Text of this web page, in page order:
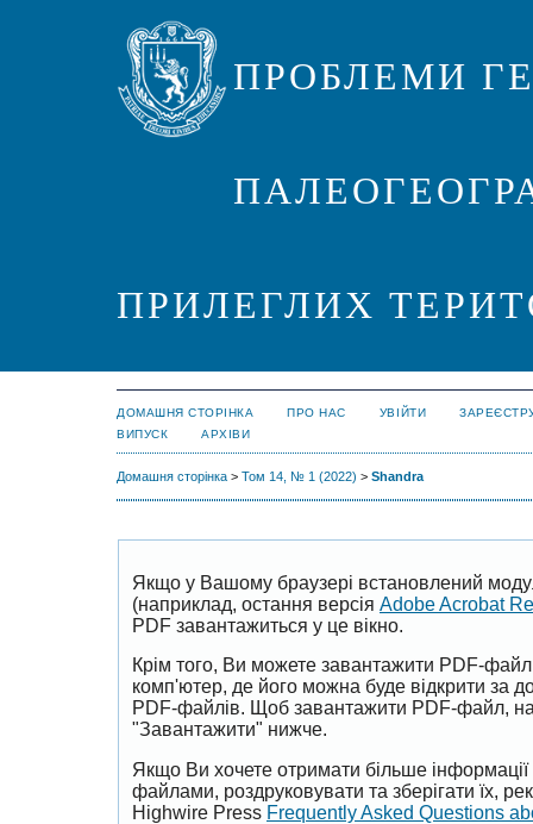
ПРОБЛЕМИ
ПРИЛЕГЛИХ
ДОМАШНЯ СТОРІНКА ПРО НАС УВІЙТИ
ВИПУСК
АРХІВИ
Домашня сторінка > Том 14, № 1 (2022) > Shandra
Якщо у Вашому браузері встановлений
(наприклад, остання версія Adobe Acrobat
PDF завантажиться у це вікно.
Крім того, Ви можете завантажити PDF-
комп'ютер, де його можна буде відкрити за
PDF-файлів. Щоб завантажити PDF-файл,
"Завантажити" нижче.
Якщо Ви хочете отримати більше
файлами, роздруковувати та зберігати їх,
Highwire Press Frequently Asked Questions